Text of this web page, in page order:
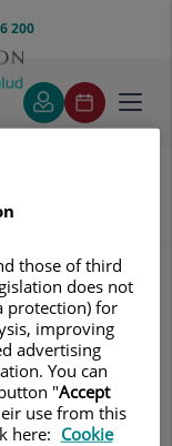
200
Tórax
those of third
does not
protection) for
improving
advertising
You can
"Accept
use from this
here: Cookie